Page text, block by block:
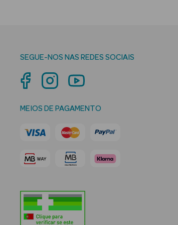
SEGUE-NOS NAS REDES SOCIAIS
MEIOS DE PAGAMENTO